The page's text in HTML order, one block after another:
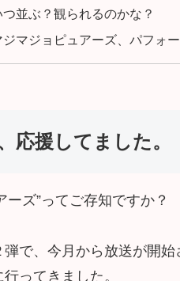
つ並ぶ？観られるのかな？
ジマジョピュアーズ、パフォ
応援してました。
ズ”ってご存知ですか？
で、今月から放送が開始
ってきました。